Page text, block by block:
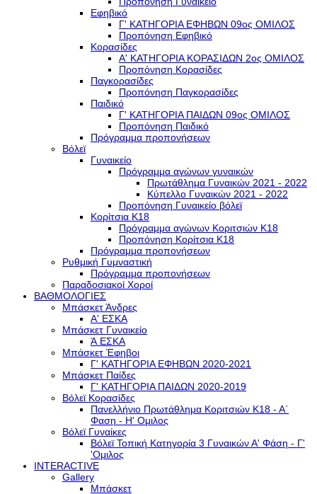
Εφηβικό
Γ' ΚΑΤΗΓΟΡΙΑ ΕΦΗΒΩΝ 09ος ΟΜΙΛΟΣ
Προπόνηση Εφηβικό
Κορασίδες
Α' ΚΑΤΗΓΟΡΙΑ ΚΟΡΑΣΙΔΩΝ 2ος ΟΜΙΛΟΣ
Προπόνηση Κορασίδες
Παγκορασίδες
Προπόνηση Παγκορασίδες
Παιδικό
Γ' ΚΑΤΗΓΟΡΙΑ ΠΑΙΔΩΝ 09ος ΟΜΙΛΟΣ
Προπόνηση Παιδικό
Πρόγραμμα προπονήσεων
Βόλεϊ
Γυναικείο
Πρόγραμμα αγώνων γυναικών
Πρωτάθλημα Γυναικών 2021 - 2022
Κύπελλο Γυναικών 2021 - 2022
Προπόνηση Γυναικείο βόλεϊ
Κορίτσια Κ18
Πρόγραμμα αγώνων Κοριτσιών Κ18
Προπόνηση Κορίτσια Κ18
Πρόγραμμα προπονήσεων
Ρυθμική Γυμναστική
Πρόγραμμα προπονήσεων
Παραδοσιακοί Χοροί
ΒΑΘΜΟΛΟΓΙΕΣ
Μπάσκετ Άνδρες
Α' ΕΣΚΑ
Μπάσκετ Γυναικείο
Ά ΕΣΚΑ
Μπάσκετ Έφηβοι
Γ' ΚΑΤΗΓΟΡΙΑ ΕΦΗΒΩΝ 2020-2021
Μπάσκετ Παίδες
Γ' ΚΑΤΗΓΟΡΙΑ ΠΑΙΔΩΝ 2020-2019
Βόλεϊ Κορασίδες
Πανελλήνιο Πρωτάθλημα Κοριτσιών Κ18 - Α΄
Φαση - H' Ομιλος
Βόλεϊ Γυναίκες
Βόλεϊ Τοπική Κατηγορία 3 Γυναικών Α' Φάση - Γ'
'Ομιλος
INTERACTIVE
Gallery
Μπάσκετ